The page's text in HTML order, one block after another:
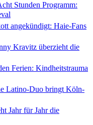
Stunden Programm:
angekündigt: Haie-Fans
Kravitz überzieht die
Ferien: Kindheitstrauma
Latino-Duo bringt Köln-
Jahr für Jahr die